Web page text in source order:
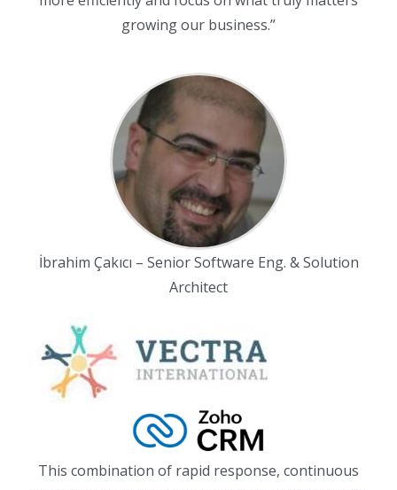
growing our business.”
İbrahim Çakıcı – Senior Software Eng. & Solution
Architect
This combination of rapid response, continuous